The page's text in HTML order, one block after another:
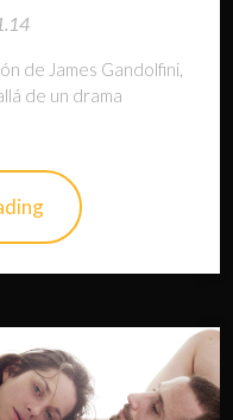
de James Gandolfini,
de un drama